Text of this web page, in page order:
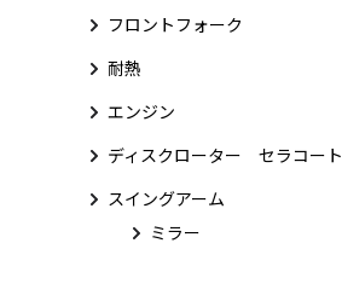
フロントフォーク
耐熱
エンジン
ディスクローター セラコート
スイングアーム
ミラー